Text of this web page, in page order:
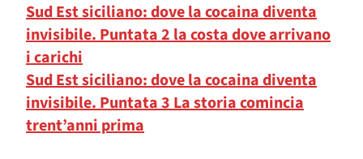
Sud Est siciliano: dove la cocaina diventa
invisibile. Puntata 2 la costa dove arrivano
i carichi
Sud Est siciliano: dove la cocaina diventa
invisibile. Puntata 3 La storia comincia
trent’anni prima